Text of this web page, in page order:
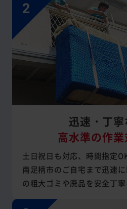
迅速・丁寧
高水準の作
土日祝日も対応、時間指定
南足柄市のご自宅まで迅速
の粗大ゴミや廃品を安全丁寧